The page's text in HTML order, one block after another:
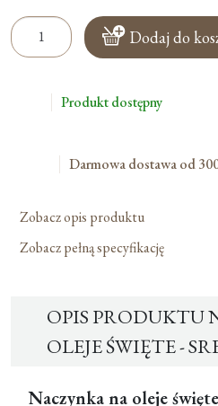
ilość
Naczynka
Dodaj do
Produkt dostępny
Darmowa dostawa od
Zobacz opis produktu
Zobacz pełną specyfikację
OPIS PRODUKTU
OLEJE ŚWIĘTE -
Naczynka na oleje